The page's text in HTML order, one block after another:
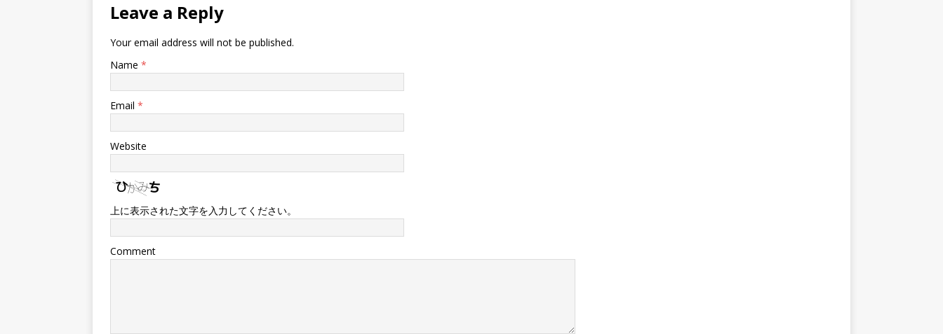
Leave a Reply
Your email address will not be published.
Name *
Email *
Website
上に表示された文字を入力してください。
Comment